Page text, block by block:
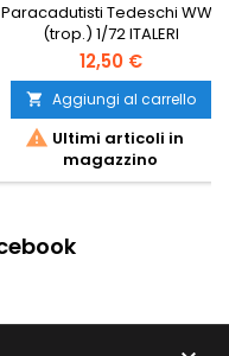
Paracadutisti Tedeschi WWII
(trop.) 1/72 ITALERI
12,50 €
 Aggiungi al carrello
 Ultimi articoli in
magazzino